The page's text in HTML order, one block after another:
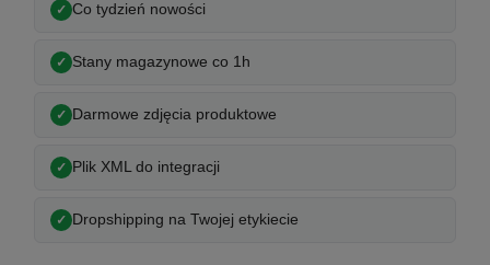
Co tydzień nowości
Stany magazynowe co 1h
Darmowe zdjęcia produktowe
Plik XML do integracji
Dropshipping na Twojej etykiecie